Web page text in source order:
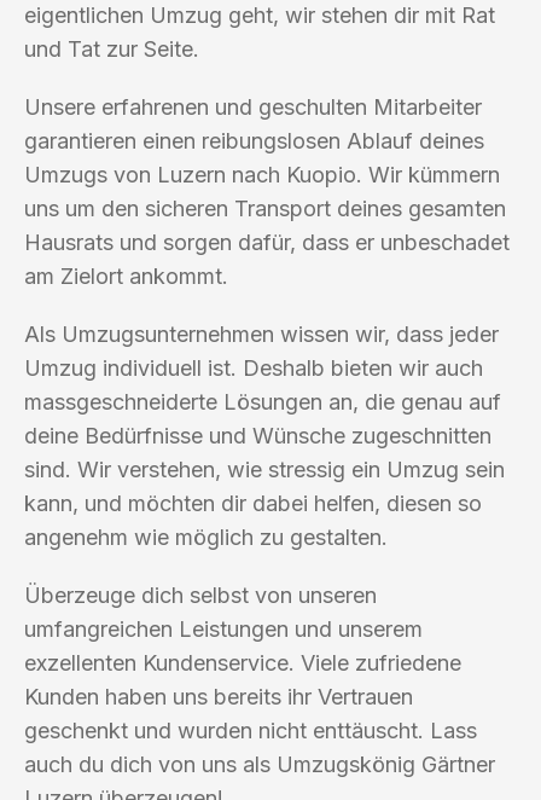
eigentlichen Umzug geht, wir stehen dir mit Rat
und Tat zur Seite.
Unsere erfahrenen und geschulten Mitarbeiter
garantieren einen reibungslosen Ablauf deines
Umzugs von Luzern nach Kuopio. Wir kümmern
uns um den sicheren Transport deines gesamten
Hausrats und sorgen dafür, dass er unbeschadet
am Zielort ankommt.
Als Umzugsunternehmen wissen wir, dass jeder
Umzug individuell ist. Deshalb bieten wir auch
massgeschneiderte Lösungen an, die genau auf
deine Bedürfnisse und Wünsche zugeschnitten
sind. Wir verstehen, wie stressig ein Umzug sein
kann, und möchten dir dabei helfen, diesen so
angenehm wie möglich zu gestalten.
Überzeuge dich selbst von unseren
umfangreichen Leistungen und unserem
exzellenten Kundenservice. Viele zufriedene
Kunden haben uns bereits ihr Vertrauen
geschenkt und wurden nicht enttäuscht. Lass
auch du dich von uns als Umzugskönig Gärtner